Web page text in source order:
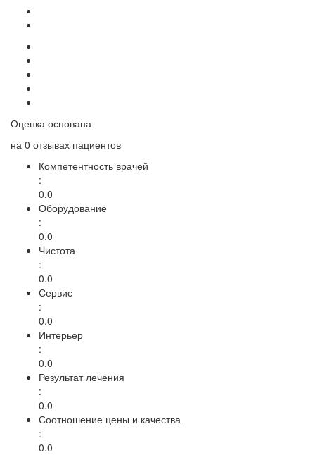
Оценка основана
на 0 отзывах пациентов
Компетентность врачей
:
0.0
Оборудование
:
0.0
Чистота
:
0.0
Сервис
:
0.0
Интерьер
:
0.0
Результат лечения
:
0.0
Соотношение цены и качества
:
0.0